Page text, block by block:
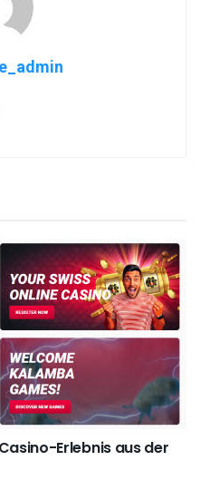
Erlebnis aus der